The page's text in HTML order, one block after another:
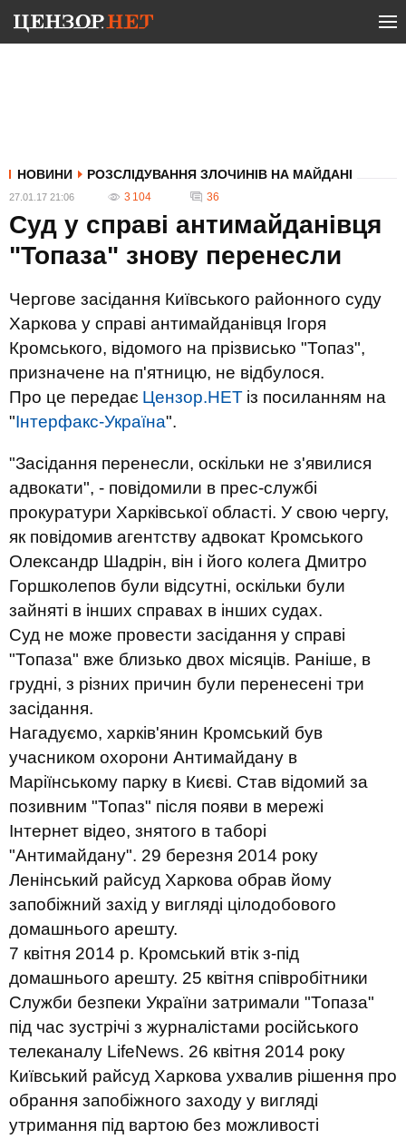
НОВИНИ РОЗСЛІДУВАННЯ ЗЛОЧИНІВ НА МАЙДАНІ
27.01.17 21:06 3 104 36
Суд у справі антимайданівця
"Топаза" знову перенесли
Чергове засідання Київського районного суду
Харкова у справі антимайданівця Ігоря
Кромського, відомого на прізвисько "Топаз",
призначене на п'ятницю, не відбулося.
Про це передає Цензор.НЕТ із посиланням на
"Інтерфакс-Україна".
"Засідання перенесли, оскільки не з'явилися
адвокати", - повідомили в прес-службі
прокуратури Харківської області. У свою чергу,
як повідомив агентству адвокат Кромського
Олександр Шадрін, він і його колега Дмитро
Горшколепов були відсутні, оскільки були
зайняті в інших справах в інших судах.
Суд не може провести засідання у справі
"Топаза" вже близько двох місяців. Раніше, в
грудні, з різних причин були перенесені три
засідання.
Нагадуємо, харків'янин Кромський був
учасником охорони Антимайдану в
Маріїнському парку в Києві. Став відомий за
позивним "Топаз" після появи в мережі
Інтернет відео, знятого в таборі
"Антимайдану". 29 березня 2014 року
Ленінський райсуд Харкова обрав йому
запобіжний захід у вигляді цілодобового
домашнього арешту.
7 квітня 2014 р. Кромський втік з-під
домашнього арешту. 25 квітня співробітники
Служби безпеки України затримали "Топаза"
під час зустрічі з журналістами російського
телеканалу LifeNews. 26 квітня 2014 року
Київський райсуд Харкова ухвалив рішення про
обрання запобіжного заходу у вигляді
утримання під вартою без можливості